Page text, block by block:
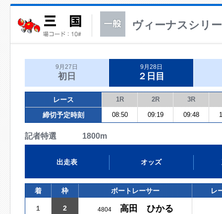
ヴィーナスシリ
9月27日
初日
9月28日
２日目
レース 1R 2R 3R
締切予定時刻 08:50 09:19 09:48
記者特選 1800m
出走表 オッズ
着 枠 ボートレーサー レ
１ 2 4804 高田 ひかる